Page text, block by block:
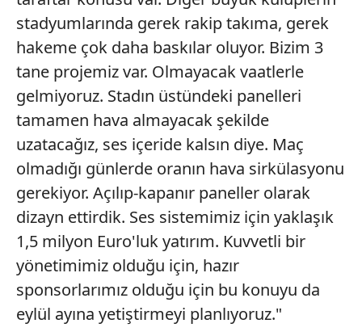
stadyumlarında gerek rakip takıma, gerek
hakeme çok daha baskılar oluyor. Bizim 3
tane projemiz var. Olmayacak vaatlerle
gelmiyoruz. Stadın üstündeki panelleri
tamamen hava almayacak şekilde
uzatacağız, ses içeride kalsın diye. Maç
olmadığı günlerde oranın hava sirkülasyonu
gerekiyor. Açılıp-kapanır paneller olarak
dizayn ettirdik. Ses sistemimiz için yaklaşık
1,5 milyon Euro'luk yatırım. Kuvvetli bir
yönetimimiz olduğu için, hazır
sponsorlarımız olduğu için bu konuyu da
eylül ayına yetiştirmeyi planlıyoruz."